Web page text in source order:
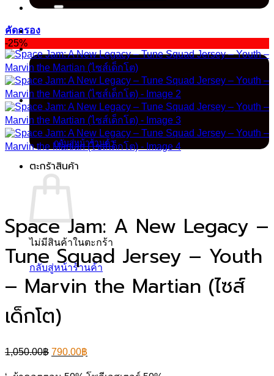
ไม่มีสินค้าในตะกร้า
กลับสู่หน้าร้านค้า
ตะกร้าสินค้า
ไม่มีสินค้าในตะกร้า
กลับสู่หน้าร้านค้า
คัดกรอง
-25%
Space Jam: A New Legacy –
Tune Squad Jersey – Youth
– Marvin the Martian (ไซส์
เด็กโต)
1,050.00฿ Original
price
was:
790.00฿
price
is: